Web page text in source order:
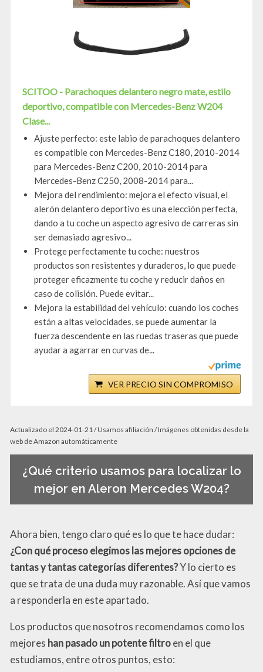
SCITOO - Parachoques delantero negro mate, estilo
deportivo, compatible con Mercedes-Benz W204
Clase...
Ajuste perfecto: este labio de parachoques delantero
es compatible con Mercedes-Benz C180, 2010-2014
para Mercedes-Benz C200, 2010-2014 para
Mercedes-Benz C250, 2008-2014 para...
Mejora del rendimiento: mejora el efecto visual, el
alerón delantero deportivo es una elección perfecta,
dando a tu coche un aspecto agresivo de carreras sin
ser demasiado agresivo...
Protege perfectamente tu coche: nuestros
productos son resistentes y duraderos, lo que puede
proteger eficazmente tu coche y reducir daños en
caso de colisión. Puede evitar...
Mejora la estabilidad del vehículo: cuando los coches
están a altas velocidades, se puede aumentar la
fuerza descendente en las ruedas traseras que puede
ayudar a agarrar en curvas de...
VER PRECIO SIN COMPROMISO
Actualizado el 2024-01-21 / Usamos afiliación / Imágenes obtenidas desde la
web de Amazon automáticamente
¿Qué criterio usamos para localizar lo
mejor en Aleron Mercedes W204?
Ahora bien, tengo claro qué es lo que te hace dudar:
¿Con qué proceso elegimos las mejores opciones de
tantas y tantas categorías diferentes?Y lo cierto es
que se trata de una duda muy razonable. Así que vamos
a responderla en este apartado.
Los productos que nosotros recomendamos como los
mejores han pasado un potente filtroen el que
estudiamos, entre otros puntos, esto: